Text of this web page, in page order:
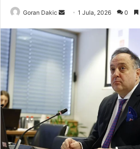
Goran Dakic
n
d
a
i
l
1 Jula, 2026 0